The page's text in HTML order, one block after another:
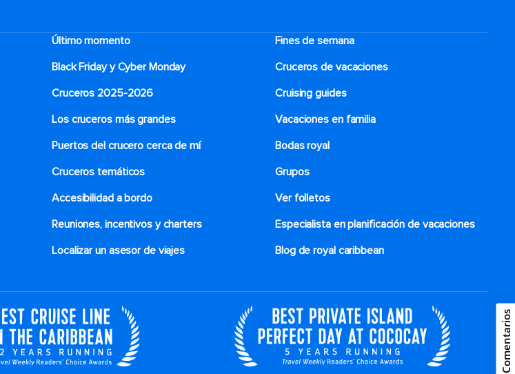
Último momento
Fines de semana
Black Friday y Cyber Monday
Cruceros de vacaciones
Cruceros 2025-2026
Cruising guides
Los cruceros más grandes
Vacaciones en familia
Puertos del crucero cerca de mí
Bodas royal
Cruceros temáticos
Grupos
Accesibilidad a bordo
Ver folletos
Reuniones, incentivos y charters​
Especialista en planificación de vacaciones
Localizar un asesor de viajes
Blog de royal caribbean
Comentarios